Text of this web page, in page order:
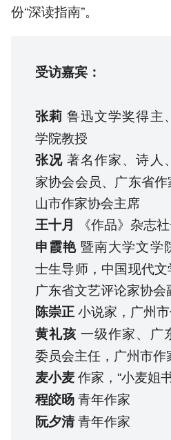
份“深读指南”。
受访嘉宾：
张莉鲁迅文学奖得主
学院教授
张况著名作家、诗人
家协会会员、广东省
山市作家协会主席
王十月
《作品》杂志
申霞艳暨南大学文学
士生导师，中国现代文
广东省文艺评论家协会
陈崇正小说家，广州
黄礼孩一级作家、广
委员会主任，广州市
麦小麦作家，“小麦姐
程皎旸青年作家
阮夕清青年作家